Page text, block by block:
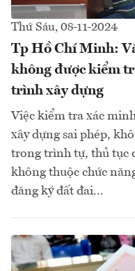
Thứ Sáu, 08-11-2024
Tp Hồ Chí Minh:
không được kiểm
trình xây dựng
Việc kiểm tra xác
xây dựng sai phép,
trong trình tự, thủ tục
không thuộc chức
đăng ký đất đai...